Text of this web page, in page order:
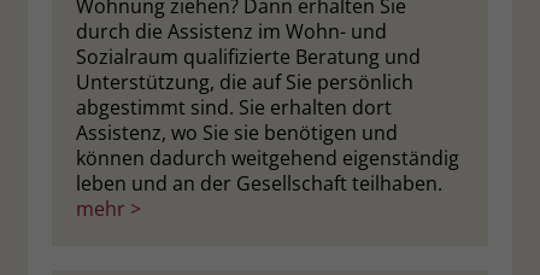
Wohnung ziehen? Dann erhalten Sie
durch die Assistenz im Wohn- und
Sozialraum qualifizierte Beratung und
Unterstützung, die auf Sie persönlich
abgestimmt sind. Sie erhalten dort
Assistenz, wo Sie sie benötigen und
können dadurch weitgehend eigenständig
leben und an der Gesellschaft teilhaben.
mehr >